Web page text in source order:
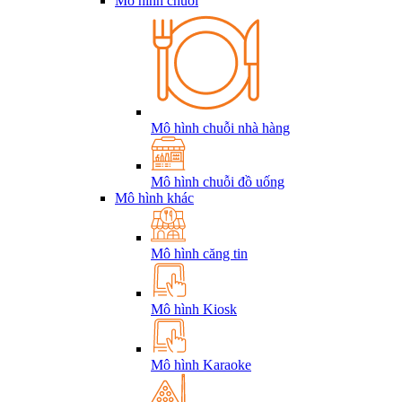
Mô hình chuỗi nhà hàng
Mô hình chuỗi đồ uống
Mô hình khác
Mô hình căng tin
Mô hình Kiosk
Mô hình Karaoke